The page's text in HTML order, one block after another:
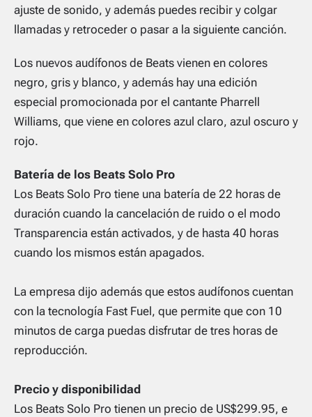
ajuste de sonido, y además puedes recibir y colgar
llamadas y retroceder o pasar a la siguiente canción.
Los nuevos audífonos de Beats vienen en colores
negro, gris y blanco, y además hay una edición
especial promocionada por el cantante Pharrell
Williams, que viene en colores azul claro, azul oscuro y
rojo.
Batería de los Beats Solo Pro
Los Beats Solo Pro tiene una batería de 22 horas de
duración cuando la cancelación de ruido o el modo
Transparencia están activados, y de hasta 40 horas
cuando los mismos están apagados.
La empresa dijo además que estos audífonos cuentan
con la tecnología Fast Fuel, que permite que con 10
minutos de carga puedas disfrutar de tres horas de
reproducción.
Precio y disponibilidad
Los Beats Solo Pro tienen un precio de US$299.95, e